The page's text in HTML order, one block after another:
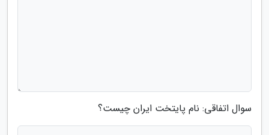
سوال اتفاقی: نام پایتخت ایران چیست؟